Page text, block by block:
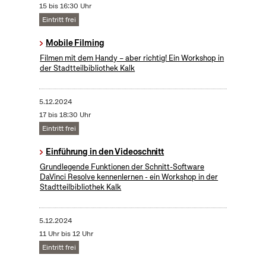
15 bis 16:30 Uhr
Eintritt frei
Mobile Filming
Filmen mit dem Handy – aber richtig! Ein Workshop in
der Stadtteilbibliothek Kalk
5.12.2024
17 bis 18:30 Uhr
Eintritt frei
Einführung in den Videoschnitt
Grundlegende Funktionen der Schnitt-Software
DaVinci Resolve kennenlernen - ein Workshop in der
Stadtteilbibliothek Kalk
5.12.2024
11 Uhr bis 12 Uhr
Eintritt frei